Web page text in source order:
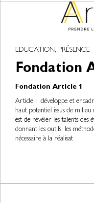
EDUCATION, PRÉSENCE
Fondation
Fondation Article 1
Article 1 développe et
haut potentiel issus de milieu
est de révéler les talents des
donnant les outils, les
nécessaire à la réalisat